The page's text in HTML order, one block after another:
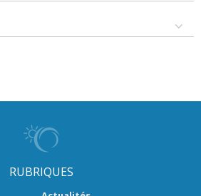
RUBRIQUES